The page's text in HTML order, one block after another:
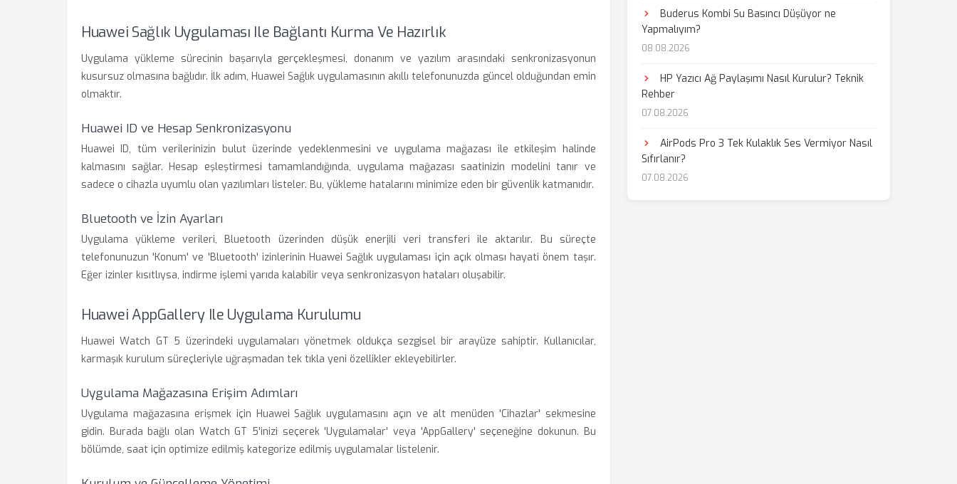
Huawei Sağlık Uygulaması Ile Bağlantı Kurma Ve Hazırlık
Uygulama yükleme sürecinin başarıyla gerçekleşmesi, donanım ve yazılım arasındaki senkronizasyonun
kusursuz olmasına bağlıdır. İlk adım, Huawei Sağlık uygulamasının akıllı telefonunuzda güncel olduğundan emin
olmaktır.
Huawei ID ve Hesap Senkronizasyonu
Huawei ID, tüm verilerinizin bulut üzerinde yedeklenmesini ve uygulama mağazası ile etkileşim halinde
kalmasını sağlar. Hesap eşleştirmesi tamamlandığında, uygulama mağazası saatinizin modelini tanır ve
sadece o cihazla uyumlu olan yazılımları listeler. Bu, yükleme hatalarını minimize eden bir güvenlik katmanıdır.
Bluetooth ve İzin Ayarları
Uygulama yükleme verileri, Bluetooth üzerinden düşük enerjili veri transferi ile aktarılır. Bu süreçte
telefonunuzun 'Konum' ve 'Bluetooth' izinlerinin Huawei Sağlık uygulaması için açık olması hayati önem taşır.
Eğer izinler kısıtlıysa, indirme işlemi yarıda kalabilir veya senkronizasyon hataları oluşabilir.
Huawei AppGallery Ile Uygulama Kurulumu
Huawei Watch GT 5 üzerindeki uygulamaları yönetmek oldukça sezgisel bir arayüze sahiptir. Kullanıcılar,
karmaşık kurulum süreçleriyle uğraşmadan tek tıkla yeni özellikler ekleyebilirler.
Uygulama Mağazasına Erişim Adımları
Uygulama mağazasına erişmek için Huawei Sağlık uygulamasını açın ve alt menüden 'Cihazlar' sekmesine
gidin. Burada bağlı olan Watch GT 5'inizi seçerek 'Uygulamalar' veya 'AppGallery' seçeneğine dokunun. Bu
bölümde, saat için optimize edilmiş kategorize edilmiş uygulamalar listelenir.
Buderus Kombi Su Basıncı Düşüyor ne
Yapmalıyım?
08.08.2026
HP Yazıcı Ağ Paylaşımı Nasıl Kurulur? Teknik
Rehber
07.08.2026
AirPods Pro 3 Tek Kulaklık Ses Vermiyor Nasıl
Sıfırlanır?
07.08.2026